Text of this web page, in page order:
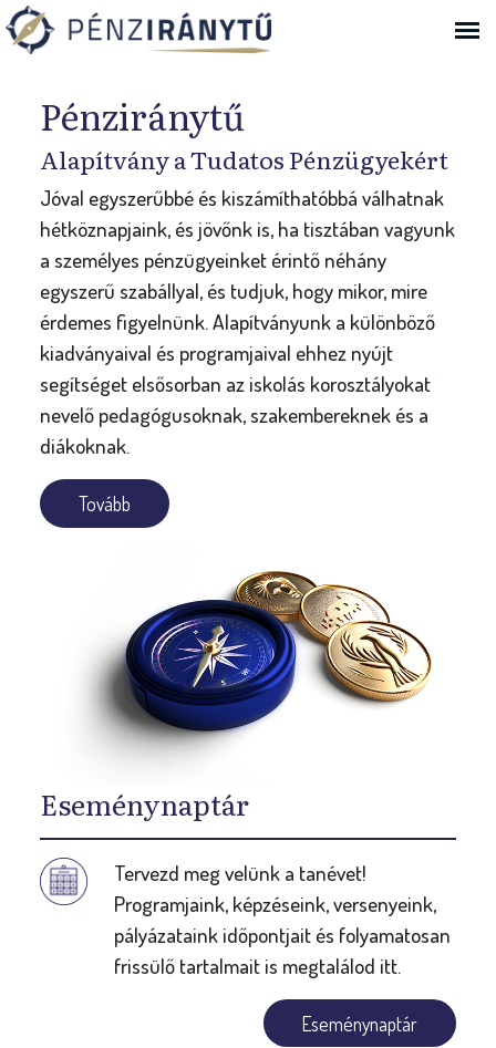
Ugrás a navigációhoz Bejelentkezés
Pénziránytű
Alapítvány a Tudatos Pénzügyekért
Jóval egyszerűbbé és kiszámíthatóbbá válhatnak
hétköznapjaink, és jövőnk is, ha tisztában vagyunk
a személyes pénzügyeinket érintő néhány
egyszerű szabállyal, és tudjuk, hogy mikor, mire
érdemes figyelnünk. Alapítványunk a különböző
kiadványaival és programjaival ehhez nyújt
segítséget elsősorban az iskolás korosztályokat
nevelő pedagógusoknak, szakembereknek és a
diákoknak.
Tovább
Eseménynaptár
Tervezd meg velünk a tanévet!
Programjaink, képzéseink, versenyeink,
pályázataink időpontjait és folyamatosan
frissülő tartalmait is megtalálod itt.
Eseménynaptár